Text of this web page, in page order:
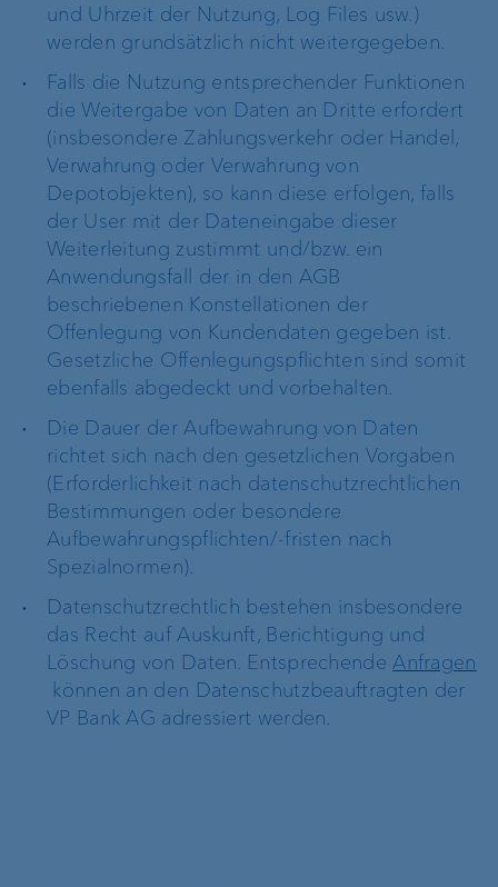
und Uhrzeit der Nutzung, Log Files usw.)
werden grundsätzlich nicht weitergegeben.
Falls die Nutzung entsprechender Funktionen
die Weitergabe von Daten an Dritte erfordert
(insbesondere Zahlungsverkehr oder Handel,
Verwahrung oder Verwahrung von
Depotobjekten), so kann diese erfolgen, falls
der User mit der Dateneingabe dieser
Weiterleitung zustimmt und/bzw. ein
Anwendungsfall der in den AGB
beschriebenen Konstellationen der
Offenlegung von Kundendaten gegeben ist.
Gesetzliche Offenlegungspflichten sind somit
ebenfalls abgedeckt und vorbehalten.
Die Dauer der Aufbewahrung von Daten
richtet sich nach den gesetzlichen Vorgaben
(Erforderlichkeit nach datenschutzrechtlichen
Bestimmungen oder besondere
Aufbewahrungspflichten/-fristen nach
Spezialnormen).
Datenschutzrechtlich bestehen insbesondere
das Recht auf Auskunft, Berichtigung und
Löschung von Daten. EntsprechendeAnfragen
können an den Datenschutzbeauftragten der
VP Bank AG adressiert werden.